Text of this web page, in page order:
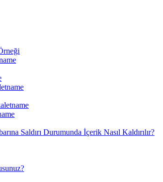
Saldırı Durumunda İçerik Nasıl Kaldırılır?